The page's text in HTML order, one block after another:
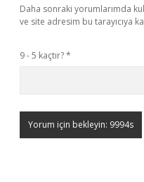
Daha sonraki yorumlarımda
ve site adresim bu tarayıcıya
9 - 5 kaçtır?*